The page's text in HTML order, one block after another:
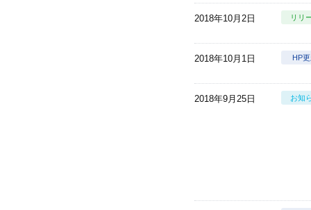
2018年10月2日 リリ
2018年10月1日 HP
2018年9月25日 お知